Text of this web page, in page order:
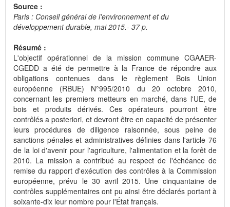
Source :
Paris : Conseil général de l'environnement et du
développement durable, mai 2015.- 37 p.
Résumé :
L'objectif opérationnel de la mission commune CGAAER-
CGEDD a été de permettre à la France de répondre aux
obligations contenues dans le règlement Bois Union
européenne (RBUE) N°995/2010 du 20 octobre 2010,
concernant les premiers metteurs en marché, dans l'UE, de
bois et produits dérivés. Ces opérateurs pourront être
contrôlés a posteriori, et devront être en capacité de présenter
leurs procédures de diligence raisonnée, sous peine de
sanctions pénales et administratives définies dans l'article 76
de la loi d'avenir pour l'agriculture, l'alimentation et la forêt de
2010. La mission a contribué au respect de l'échéance de
remise du rapport d'exécution des contrôles à la Commission
européenne, prévu le 30 avril 2015. Une cinquantaine de
contrôles supplémentaires ont pu ainsi être déclarés portant à
soixante-dix leur nombre pour l'État français.